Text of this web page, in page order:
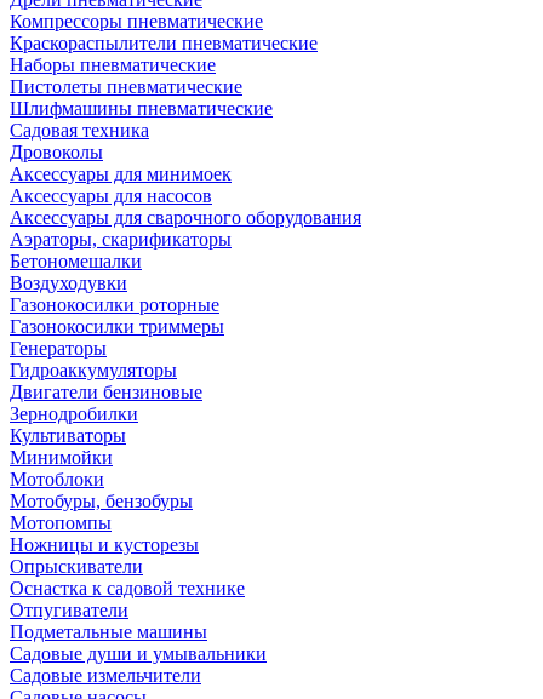
Компрессоры пневматические
Краскораспылители пневматические
Наборы пневматические
Пистолеты пневматические
Шлифмашины пневматические
Садовая техника
Дровоколы
Аксессуары для минимоек
Аксессуары для насосов
Аксессуары для сварочного оборудования
Аэраторы, скарификаторы
Бетономешалки
Воздуходувки
Газонокосилки роторные
Газонокосилки триммеры
Генераторы
Гидроаккумуляторы
Двигатели бензиновые
Зернодробилки
Культиваторы
Минимойки
Мотоблоки
Мотобуры, бензобуры
Мотопомпы
Ножницы и кусторезы
Опрыскиватели
Оснастка к садовой технике
Отпугиватели
Подметальные машины
Садовые души и умывальники
Садовые измельчители